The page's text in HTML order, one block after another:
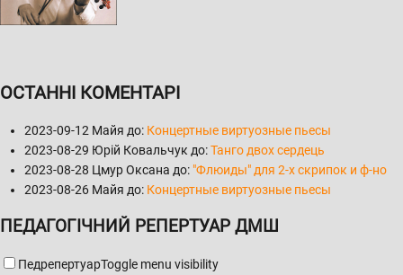
ОСТАННІ КОМЕНТАРІ
2023-09-12 Майя до: Концертные виртуозные пьесы
2023-08-29 Юрій Ковальчук до:Танго двох сердець
2023-08-28 Цмур Оксана до: "Флюиды" для 2-х скрипок и ф-но
2023-08-26 Майя до: Концертные виртуозные пьесы
ПЕДАГОГІЧНИЙ РЕПЕРТУАР ДМШ
ПедрепертуарToggle menu visibility